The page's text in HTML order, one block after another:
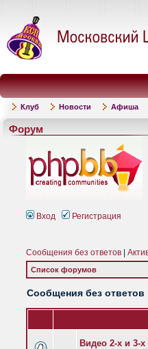
Клуб Новости Афиша
Форум
Вход Регистрация
Сообщения без ответов
Список форумов
Сообщения без ответов
Видео 2-х и 3-х